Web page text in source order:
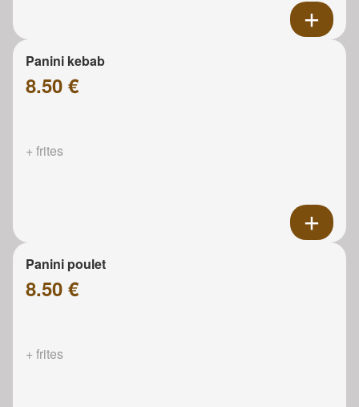
Panini kebab
8.50 €
+ frites
Panini poulet
8.50 €
+ frites